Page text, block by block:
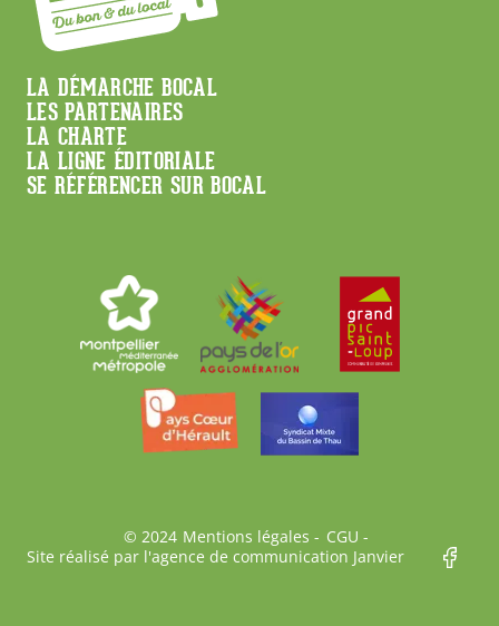
Menu
Footer
LA DÉMARCHE BOCAL
LES PARTENAIRES
LA CHARTE
LA LIGNE ÉDITORIALE
SE RÉFÉRENCER SUR BOCAL
Bas © 2024 Mentions légales
CGU
Site réalisé par l'agence de communication Janvier